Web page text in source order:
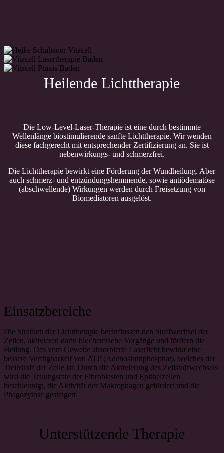
Heilende Lichttherapie
Die Low-Level-Laser-Therapie ist eine durch bestimmte
Wellenlänge biostimulierende sanfte Lichttherapie. Wir wenden
diese fachgerecht mit entsprechender Zertifizierung an. Sie ist
nebenwirkungs- und schmerzfrei.
Die Lichttherapie bewirkt eine Förderung der Wundheilung. Aber
auch schmerz- und entzündungshemmende, sowie antiödematöse
(abschwellende) Wirkungen werden durch Freisetzung von
Biomediatoren ausgelöst.
Einsatzbereiche
Die Strahlen der Lichttherapie beeinflussen den Stoffwechsel der
Zellen, aktivieren darin biochemische Vorgänge und fördern die
Heilung. Das vom Gewebe absorbierte Laserlicht bewirkt eine
bessere Verfügbarkeit von ATP (Adenosintriphosphat), welches der
Treibstoff der Zelle ist. Durch die Aktivierung des Zellstoffwechsels
wird die Teilungsrate der Fibroblasten und Epithelzellen
beschleunigt, die Aktivität der Makrophagen gefördert und die
Phagozytose gesteigert.
Unterstützende Therapie